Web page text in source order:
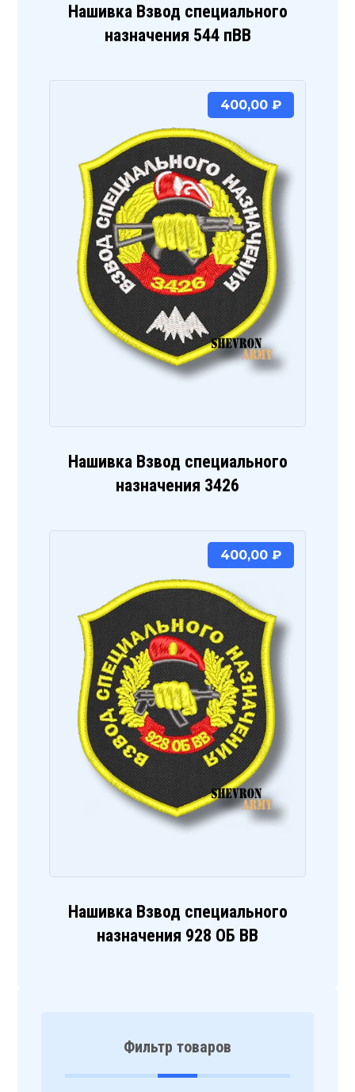
Нашивка Взвод специального
назначения 544 пВВ
Нашивка Взвод специального
назначения 3426
400,00 ₽
Нашивка Взвод специального
назначения 928 ОБ ВВ
400,00 ₽
Фильтр товаров